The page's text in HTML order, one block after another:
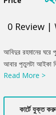
0 Review |
Product
Summery
আবিদুর রহমানের ঘরে
আবার পুতুলটা আইকা
থেকে কোনো একটা
কিন্তু ছোটকাকু
Read More >
কার্টে যুক্ত